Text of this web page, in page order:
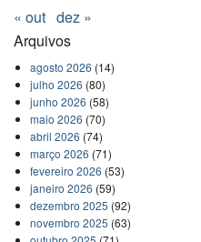
« out dez »
Arquivos
agosto 2026 (14)
julho 2026 (80)
junho 2026 (58)
maio 2026 (70)
abril 2026 (74)
março 2026 (71)
fevereiro 2026 (53)
janeiro 2026 (59)
dezembro 2025 (92)
novembro 2025 (63)